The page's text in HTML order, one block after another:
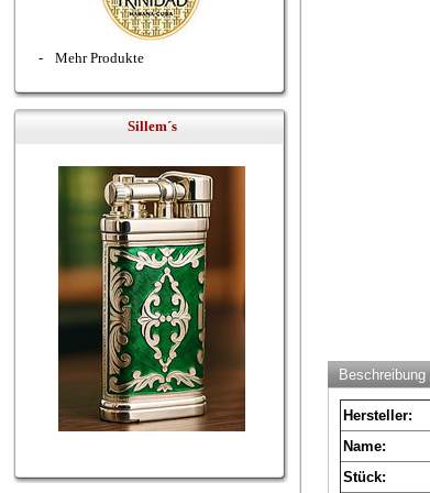
- Mehr Produkte
Sillem´s
Beschreibung
Hersteller:
Name:
Stück: